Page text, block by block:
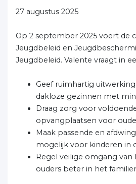
27 augustus 2025
Op 2 september 2025 voert de
Jeugdbeleid en
Jeugdbeleid. Valente vraagt in
Geef ruimhartig
dakloze gezinnen met
Draag zorg voor
opvangplaatsen voor
Maak passende en
mogelijk voor kinderen in
Regel veilige omgang
ouders beter in het